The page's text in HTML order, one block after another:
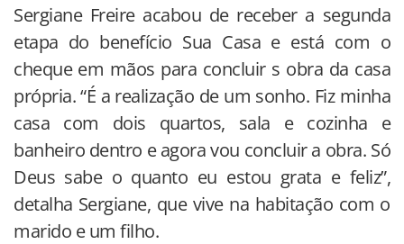
Sergiane Freire acabou de receber a segunda
etapa do benefício Sua Casa e está com o
cheque em mãos para concluir s obra da casa
própria. “É a realização de um sonho. Fiz minha
casa com dois quartos, sala e cozinha e
banheiro dentro e agora vou concluir a obra. Só
Deus sabe o quanto eu estou grata e feliz”,
detalha Sergiane, que vive na habitação com o
marido e um filho.